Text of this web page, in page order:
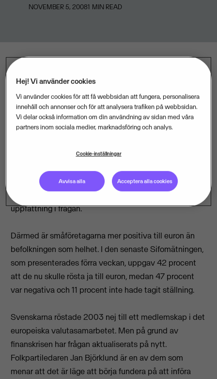
NOVEMBER 5, 20081 MIN READ
befolkningen i övrigt. Nästan 6 av 10 tycker att kronan
ska bytas mot den gemensamma europeiska valutan.
Det visar en färsk undersökning från Visma.
på frågan "Tycker du att Sverige ska byta kronan mot
valutaskifte, medan 38 procent (873) är emot.
Resterande fem procent (121) har ingen bestämd
uppfattning i frågan.
Därmed är småföretagarna mer positiva till euron än
befolkningen som helhet. I den senaste Sifomätningen,
som presenterades förra veckan, uppgav 42 procent
att de nu skulle rösta ja till euron, medan 47 procent
var negativa och 11 procent inte hade tagit ställning.
Svenskarna röstade 2003 nej till ett medlemskap i det
europeiska valutasamarbetet. Men på grund av
finanskrisen har frågan aktualiserats på nytt.
Folkpartiledaren Jan Björklund är en av dem som
menar att det är läge att börja fundera på att införa
Hej! Vi använder cookies
Vi använder cookies för att få webbsidan att fungera, personalisera
innehåll och annonser och för att analysera trafiken på webbsidan.
Vi delar också information om din användning av sidan med våra
partners inom sociala medier, marknadsföring och analys.
Cookie-inställningar
Avvisa alla Acceptera alla cookies